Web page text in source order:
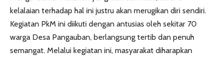
kelalaian terhadap hal ini justru akan merugikan diri sendiri.
Kegiatan PkM ini diikuti dengan antusias oleh sekitar 70
warga Desa Pangauban, berlangsung tertib dan penuh
semangat. Melalui kegiatan ini, masyarakat diharapkan